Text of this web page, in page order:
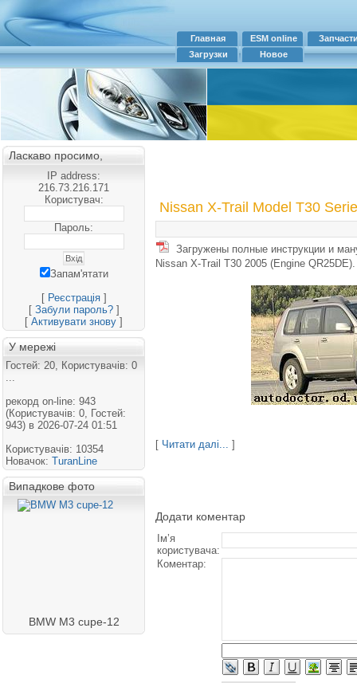
Главная ESM online
Загрузки
Новое
Ласкаво просимо,
IP address:
216.73.216.171
Користувач:
Пароль:
Запам'ятати
[ Реєстрація]
[ Забули пароль?]
[ Активувати знову ]
У мережі
Гостей: 20, Користувачів: 0
...
рекорд on-line: 943
(Користувачів: 0, Гостей:
943) в 2026-07-24 01:51
Користувачів: 10354
Новачок: TuranLine
Випадкове фото
BMW M3 cupe-12
Nissan X-Trail Model T30
Загружены полные инструкции и
Nissan X-Trail T30 2005 (Engine
[ Читати далі... ]
Додати коментар
Ім’я
користувача:
Коментар: